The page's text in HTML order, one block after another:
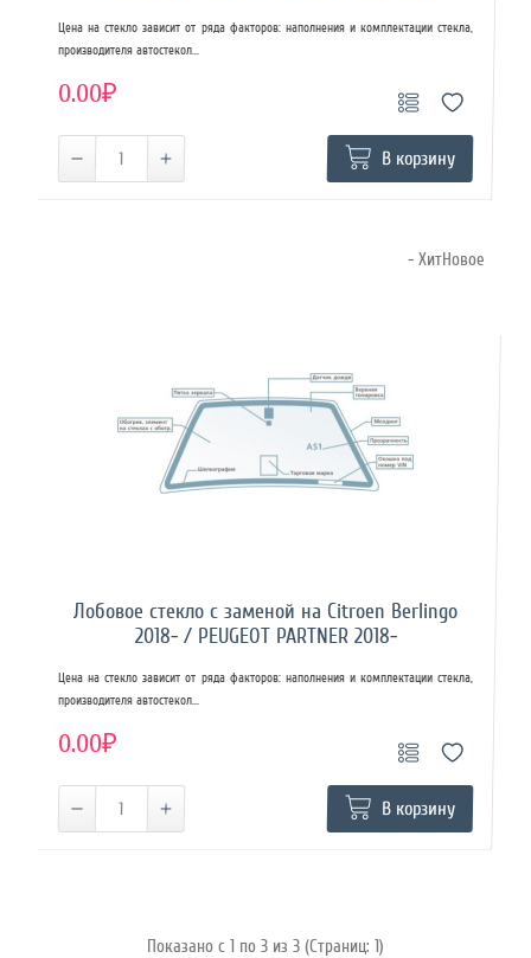
Цена на стекло зависит от ряда факторов: наполнения и комплектации стекла,
производителя автостекол...
0.00₽
В корзину
- ХитНовое
Лобовое стекло с заменой на Citroen Berlingo
2018- / PEUGEOT PARTNER 2018-
Цена на стекло зависит от ряда факторов: наполнения и комплектации стекла,
производителя автостекол...
0.00₽
В корзину
Показано с 1 по 3 из 3 (Страниц: 1)